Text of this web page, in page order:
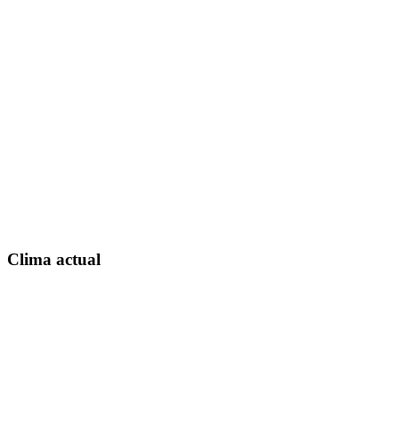
Clima actual